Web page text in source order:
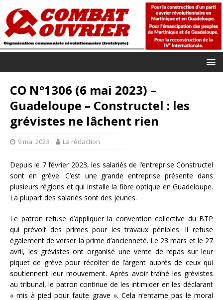
CO N°1306 (6 mai 2023) –
Guadeloupe – Constructel : les
grévistes ne lâchent rien
9 mai 2023 La rédaction
Depuis le 7 février 2023, les salariés de l’entreprise Constructel
sont en grève. C’est une grande entreprise présente dans
plusieurs régions et qui installe la fibre optique en Guadeloupe.
La plupart des salariés sont des jeunes.
Le patron refuse d’appliquer la convention collective du BTP
qui prévoit des primes pour les travaux pénibles. Il refuse
également de verser la prime d’ancienneté. Le 23 mars et le 27
avril, les grévistes ont organisé une vente de repas sur leur
piquet de grève pour récolter de l’argent auprès de ceux qui
soutiennent leur mouvement. Après avoir traîné les grévistes
au tribunal, le patron continue de les intimider en les déclarant
« mis à pied pour faute grave ». Cela n’entame pas le moral